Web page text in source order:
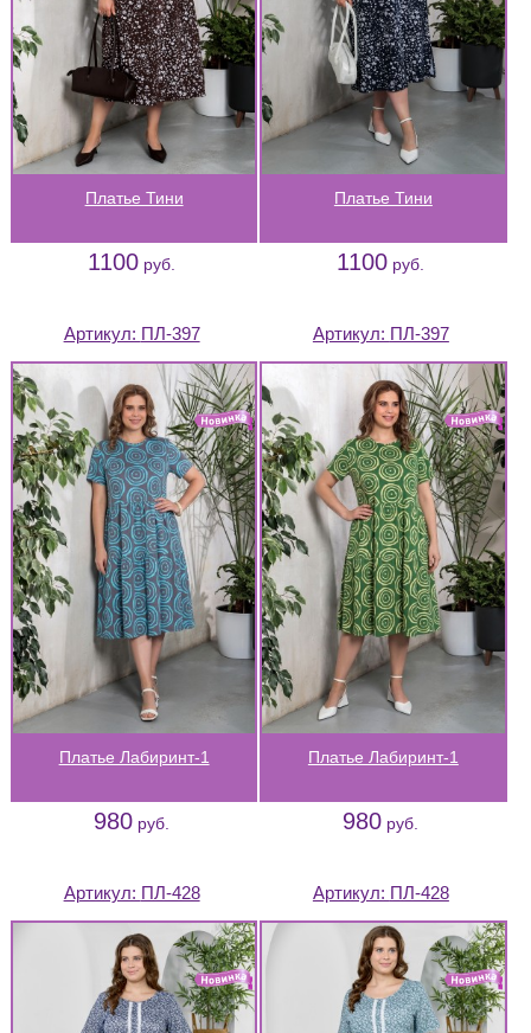
Платье Тини
1100 руб.
Платье Тини
1100 руб.
Артикул: ПЛ-397
Платье Лабиринт-1
980 руб.
Артикул: ПЛ-397
Платье Лабиринт-1
980 руб.
Артикул: ПЛ-428 Артикул: ПЛ-428